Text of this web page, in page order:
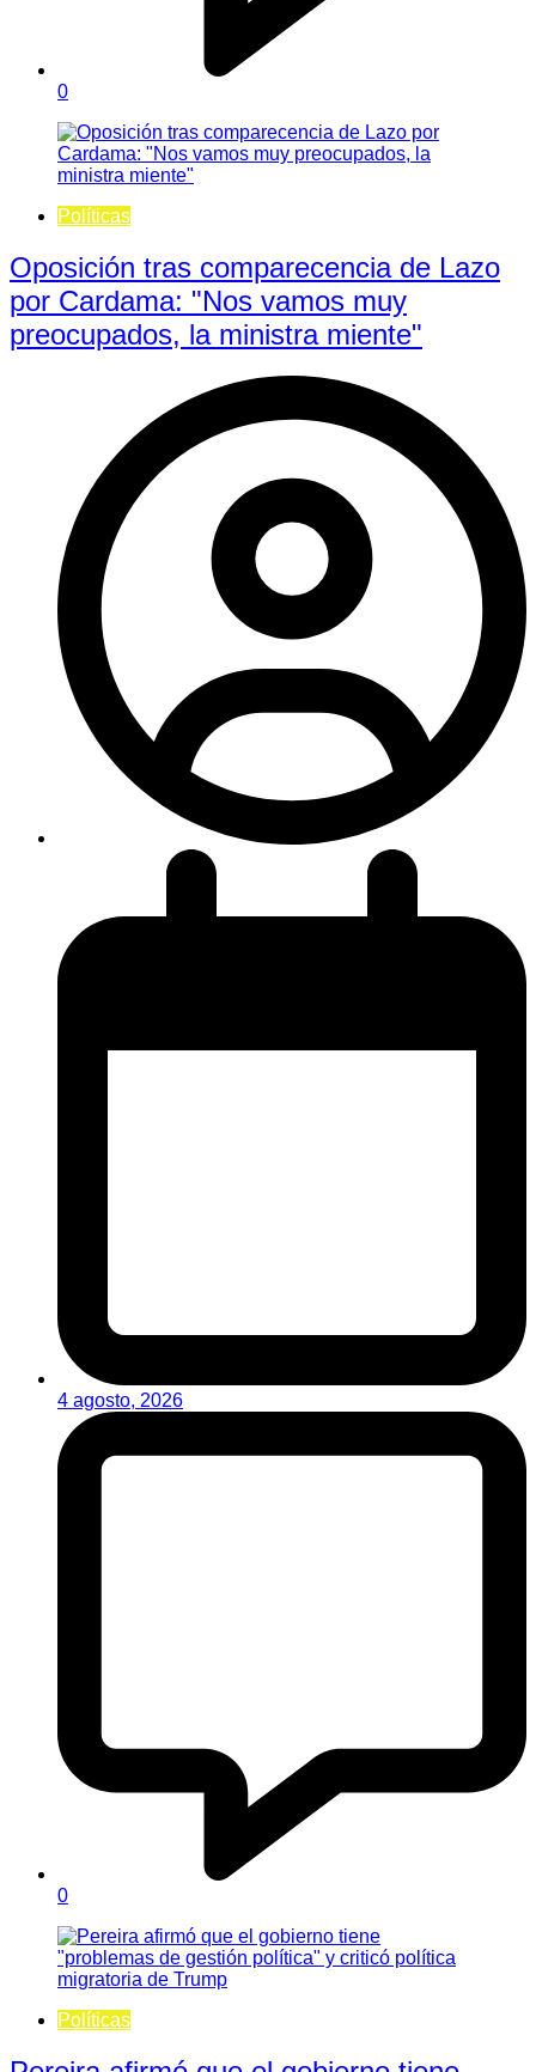
0
Políticas
Oposición tras comparecencia de Lazo
por Cardama: "Nos vamos muy
preocupados, la ministra miente"
4 agosto, 2026
0
Políticas